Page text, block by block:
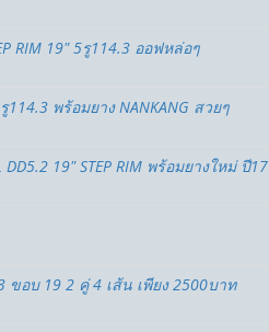
RIM 19" 5รู114.3 ออฟหล่อๆ
114.3 พร้อมยาง NANKANG สวยๆ
DD5.2 19" STEP RIM พร้อมยางใหม่ ปี17
ขอบ 19 2 คู่ 4 เส้น เพียง 2500บาท